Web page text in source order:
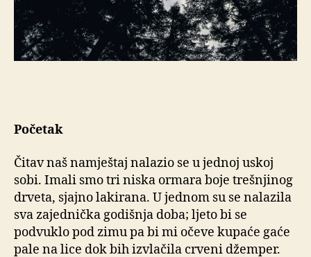
Početak
Čitav naš namještaj nalazio se u jednoj uskoj
sobi. Imali smo tri niska ormara boje trešnjinog
drveta, sjajno lakirana. U jednom su se nalazila
sva zajednička godišnja doba; ljeto bi se
podvuklo pod zimu pa bi mi očeve kupaće gaće
pale na lice dok bih izvlačila crveni džemper.